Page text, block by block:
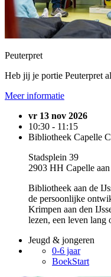
Peuterpret
Heb jij je portie Peuterpret
Meer informatie
vr 13 nov 2026
10:30 - 11:15
Bibliotheek Capelle
Stadsplein 39
2903 HH Capelle aan
Bibliotheek aan de
de persoonlijke
Krimpen aan den
lezen, een leven lang
Jeugd & jongeren
0-6 jaar
BoekStart